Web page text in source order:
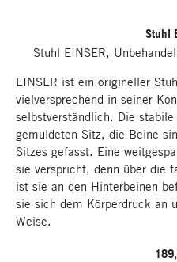
Stuhl
Stuhl EINSER,
EINSER ist ein origineller
vielversprechend in seiner
selbstverständlich. Die
gemuldeten Sitz, die Beine
Sitzes gefasst. Eine
sie verspricht, denn über die
ist sie an den Hinterbeinen
sie sich dem Körperdruck an
Weise.